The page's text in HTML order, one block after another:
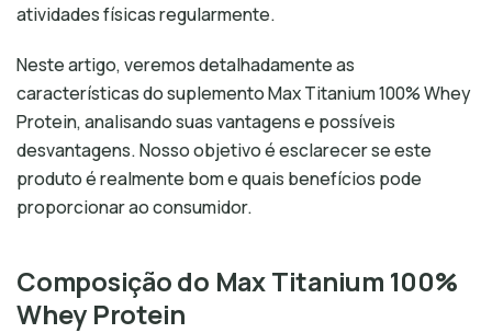
atividades físicas regularmente.
Neste artigo, veremos detalhadamente as
características do suplemento Max Titanium 100% Whey
Protein, analisando suas vantagens e possíveis
desvantagens. Nosso objetivo é esclarecer se este
produto é realmente bom e quais benefícios pode
proporcionar ao consumidor.
Composição do Max Titanium 100%
Whey Protein